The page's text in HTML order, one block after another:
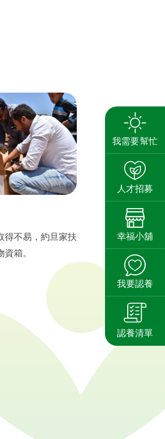
得不易，約旦家扶
箱。
我需要幫忙
人才招募
幸福小舖
我要認養
認養清單